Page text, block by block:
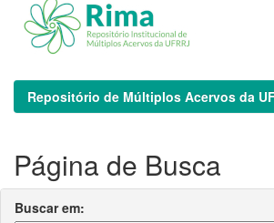
Repositório de Múltiplos Acervos da
Página de Busca
Buscar em: